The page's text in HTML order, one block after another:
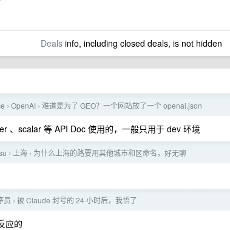
Dealsinfo, including closed deals, is not hidden
› OpenAI › 难道是为了 GEO？一个网站放了一个 openai.json
、scalar 等 API Doc 使用的，一般只用于 dev 环境
› 上海 › 为什么上海的路要用其他城市和区命名，好无聊
员 › 被 Claude 封号的 24 小时后，我悟了
应的